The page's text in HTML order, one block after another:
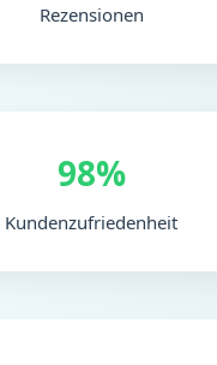
Rezensionen
98%
Kundenzufriedenheit